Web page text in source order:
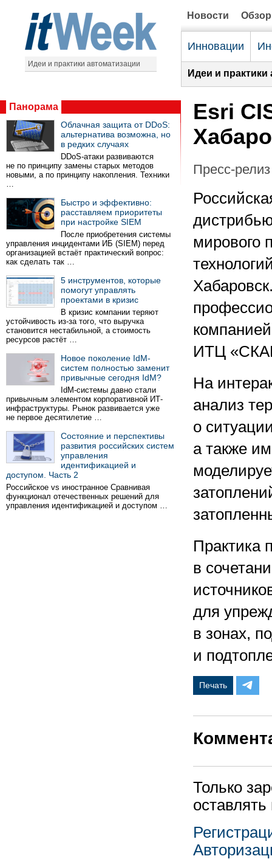
Идеи и практики автоматизации
Новости
Инновации
Идеи и
Панорама
Облачная защита от DDoS:
альтернатива возможна, но
в редких случаях
DDoS-атаки развиваются
не по принципу замены старых методов
новыми, а по принципу накопления. Техники
…
Быстро и эффективно:
расставляем приоритеты
при настройке SIEM
После приобретения системы
управления инцидентами ИБ (SIEM) перед
организацией встаёт практический вопрос:
как сделать так …
5 инструментов, которые
помогут управлять
проектами в кризис
В кризис компании теряют
устойчивость из-за того, что выручка
становится нестабильной, а стоимость
ресурсов растёт …
Новое поколение IdM-
систем полностью заменит
привычные сегодня IdM?
IdM-системы давно стали
привычным элементом корпоративной ИТ-
инфраструктуры. Рынок развивается уже
не первое десятилетие …
Состояние и перспективы
развития российских систем
управления
идентификацией и
доступом. Часть 2
Российское vs иностранное Сравнивая
функционал отечественных решений для
управления идентификацией и доступом …
Esri
Пресс-
мирового
ИТЦ
На
анализ
о
а также
Практика
в
для
в зонах,
и
Печать
Только